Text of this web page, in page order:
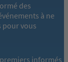
des
à ne
pour vous
informés